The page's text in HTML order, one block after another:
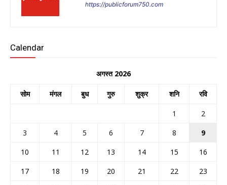
https://publicforum750.com
Calendar
अगस्त 2026
सोम मंगल बुध गुरु शुक्र शनि रवि
1
2
3
4 5 6 7 8
9
10
11 12 13 14 15
16
17
18 19 20 21 22
23